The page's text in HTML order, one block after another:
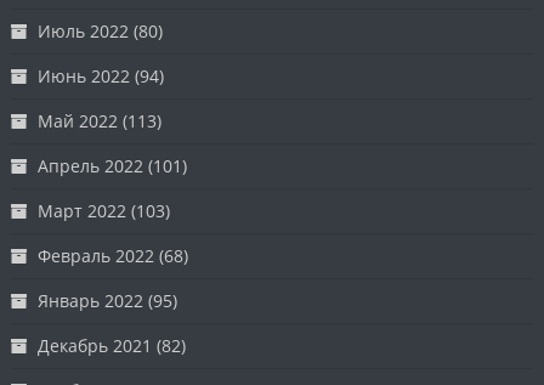
Июль 2022 (80)
Июнь 2022 (94)
Май 2022 (113)
Апрель 2022 (101)
Март 2022 (103)
Февраль 2022 (68)
Январь 2022 (95)
Декабрь 2021 (82)